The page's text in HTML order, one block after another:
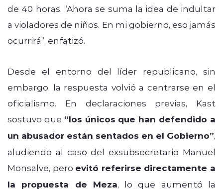
de 40 horas. “Ahora se suma la idea de indultar
a violadores de niños. En mi gobierno, eso jamás
ocurrirá”, enfatizó.
Desde el entorno del líder republicano, sin
embargo, la respuesta volvió a centrarse en el
oficialismo. En declaraciones previas, Kast
sostuvo que “los únicos que han defendido a
un abusador están sentados en el Gobierno”,
aludiendo al caso del exsubsecretario Manuel
Monsalve, pero evitó referirse directamente a
la propuesta de Meza, lo que aumentó la